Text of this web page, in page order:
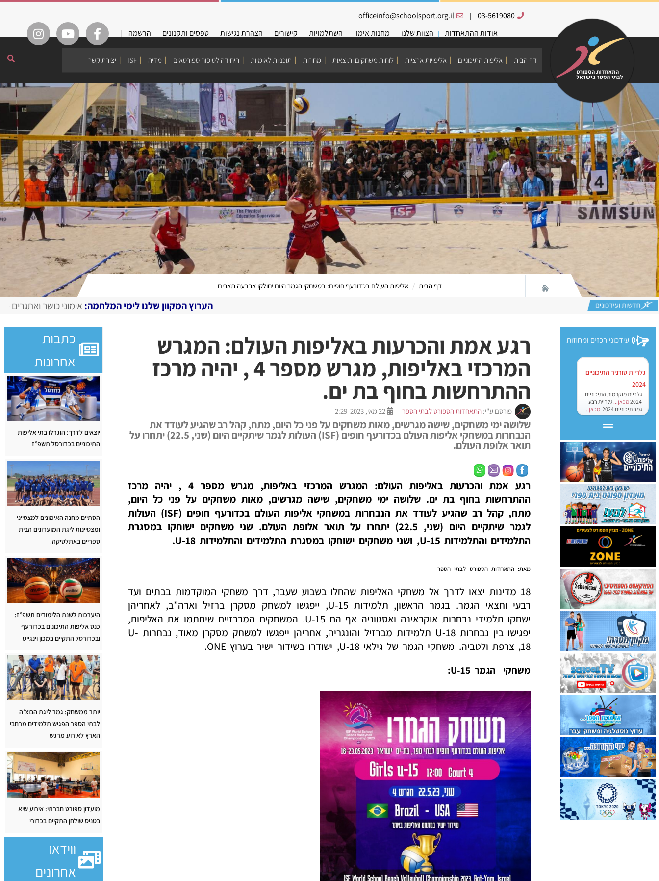
03-5619080
|
officeinfo@schoolsport.org.il
אודות ההתאחדות
הצוות שלנו מחנות אימון השתלמויות קישורים הצהרת נגישות טפסים ותקנונים הרשמה |
דף הבית אליפות התיכוניים אליפויות ארציות לוחות משחקים ותוצאות מחוזות תוכניות לאומיות היחידה לטיפוח ספורטאים מדיה ISF יצירת קשר
דף הבית אליפות העולם בכדורעף חופים: במשחקי הגמר היום יחולקו ארבעה תארים
הערוץ המקוון שלנו לימי המלחמה:אימוני כושר ואתגרים מצולמים, מגזין
גלריות טורניר התיכוניים
2024
גלריית מוקדמות התיכוניים
2024מכאן... גלריית רבע
גמר תיכוניים 2024
מכאן...
רגע אמת והכרעות באליפות העולם: המגרש
המרכזי באליפות, מגרש מספר 4 , יהיה מרכז
ההתרחשות בחוף בת ים.
פורסם ע"י: התאחדות הספורט לבתי הספר 22 מאי, 2023 2:29
שלושה ימי משחקים, שישה מגרשים, מאות משחקים על פני כל היום, מתח, קהל רב שהגיע לעודד את
הנבחרות במשחקי אליפות העולם בכדורעף חופים (ISF) העולות לגמר שיתקיים היום (שני, 22.5) יתחרו על
תואר אלופת העולם.
רגע אמת והכרעות באליפות העולם: המגרש המרכזי באליפות, מגרש מספר 4 , יהיה מרכז
ההתרחשות בחוף בת ים. שלושה ימי משחקים, שישה מגרשים, מאות משחקים על פני כל היום,
מתח, קהל רב שהגיע לעודד את הנבחרות במשחקי אליפות העולם בכדורעף חופים (ISF) העולות
לגמר שיתקיים היום (שני, 22.5) יתחרו על תואר אלופת העולם. שני משחקים ישוחקו במסגרת
התלמידים והתלמידות U-15, ושני משחקים ישוחקו במסגרת התלמידים והתלמידות U-18.
מאת: התאחדות הספורט לבתי הספר
18 מדינות יצאו לדרך אל משחקי האליפות שהחלו בשבוע שעבר, דרך משחקי המוקדמות בבתים ועד
רבעי וחצאי הגמר. בגמר הראשון, תלמידות U-15, ייפגשו למשחק מסקרן ברזיל וארה”ב, לאחריהן
ישחקו תלמידי נבחרות אוקראינה ואסטוניה אף הם U-15. המשחקים המרכזיים שיחתמו את האליפות,
יפגישו בין נבחרות U-18 תלמידות מברזיל והונגריה, אחריהן ייפגשו למשחק מסקרן מאוד, נבחרות U-
18, צרפת ולטביה. משחקי הגמר של גילאי U-18, ישודרו בשידור ישיר בערוץ ONE.
משחקי הגמר U-15:
כתבות
אחרונות
יוצאים לדרך: הוגרלו בתי אליפות
התיכוניים בכדורסל תשפ”ז
הסתיים מחנה האימונים למצטייני
ומצטיינות ליגת המועדונים הבית
ספריים באתלטיקה.
היערכות לשנת הלימודים תשפ”ז:
כנס אליפות התיכונים בכדורעף
ובכדורסל התקיים במכון וינגייט
יותר ממשחק: גמר ליגת הבוצ’ה
לבתי הספר הפגיש תלמידים מרחבי
הארץ לאירוע מרגש
מועדון ספורט חברתי: אירוע שיא
בטניס שולחן התקיים בכדורי
ווידאו
אחרונים